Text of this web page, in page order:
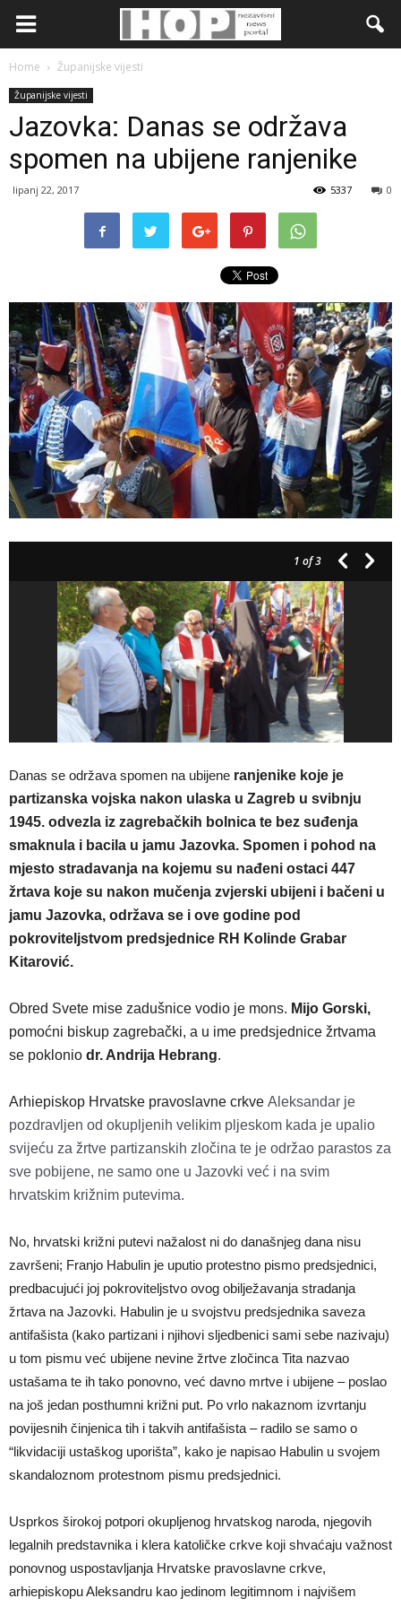
Home Županijske vijesti
Županijske vijesti
Jazovka: Danas se održava
spomen na ubijene ranjenike
lipanj 22, 2017 0
5337
1 of 3
Danas se održava spomen na ubijene ranjenike koje je
partizanska vojska nakon ulaska u Zagreb u svibnju
1945. odvezla iz zagrebačkih bolnica te bez suđenja
smaknula i bacila u jamu Jazovka. Spomen i pohod na
mjesto stradavanja na kojemu su nađeni ostaci 447
žrtava koje su nakon mučenja zvjerski ubijeni i bačeni u
jamu Jazovka, održava se i ove godine pod
pokroviteljstvom predsjednice RH Kolinde Grabar
Kitarović.
Obred Svete mise zadušnice vodio je mons. Mijo Gorski,
pomoćni biskup zagrebački, a u ime predsjednice žrtvama
se poklonio dr. Andrija Hebrang.
Arhiepiskop Hrvatske pravoslavne crkve Aleksandar je
pozdravljen od okupljenih velikim pljeskom kada je upalio
svijeću za žrtve partizanskih zločina te je održao parastos za
sve pobijene, ne samo one u Jazovki već i na svim
hrvatskim križnim putevima.
No, hrvatski križni putevi nažalost ni do današnjeg dana nisu
završeni; Franjo Habulin je uputio protestno pismo predsjednici,
predbacujući joj pokroviteljstvo ovog obilježavanja stradanja
žrtava na Jazovki. Habulin je u svojstvu predsjednika saveza
antifašista (kako partizani i njihovi sljedbenici sami sebe nazivaju)
u tom pismu već ubijene nevine žrtve zločinca Tita nazvao
ustašama te ih tako ponovno, već davno mrtve i ubijene – poslao
na još jedan posthumni križni put. Po vrlo nakaznom izvrtanju
povijesnih činjenica tih i takvih antifašista – radilo se samo o
“likvidaciji ustaškog uporišta”, kako je napisao Habulin u svojem
skandaloznom protestnom pismu predsjednici.
Usprkos širokoj potpori okupljenog hrvatskog naroda, njegovih
legalnih predstavnika i klera katoličke crkve koji shvaćaju važnost
ponovnog uspostavljanja Hrvatske pravoslavne crkve,
arhiepiskopu Aleksandru kao jedinom legitimnom i najvišem